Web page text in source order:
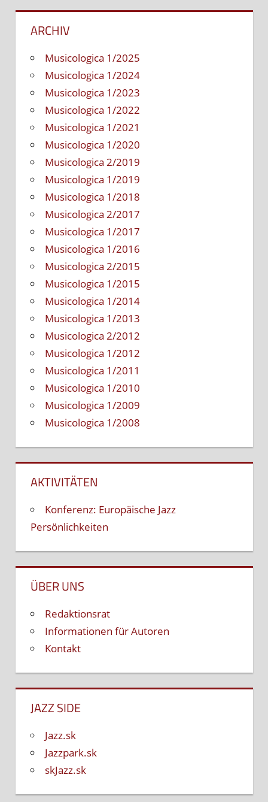
ARCHIV
Musicologica 1/2025
Musicologica 1/2024
Musicologica 1/2023
Musicologica 1/2022
Musicologica 1/2021
Musicologica 1/2020
Musicologica 2/2019
Musicologica 1/2019
Musicologica 1/2018
Musicologica 2/2017
Musicologica 1/2017
Musicologica 1/2016
Musicologica 2/2015
Musicologica 1/2015
Musicologica 1/2014
Musicologica 1/2013
Musicologica 2/2012
Musicologica 1/2012
Musicologica 1/2011
Musicologica 1/2010
Musicologica 1/2009
Musicologica 1/2008
AKTIVITÄTEN
Konferenz: Europäische Jazz
Persönlichkeiten
ÜBER UNS
Redaktionsrat
Informationen für Autoren
Kontakt
JAZZ SIDE
Jazz.sk
Jazzpark.sk
skJazz.sk